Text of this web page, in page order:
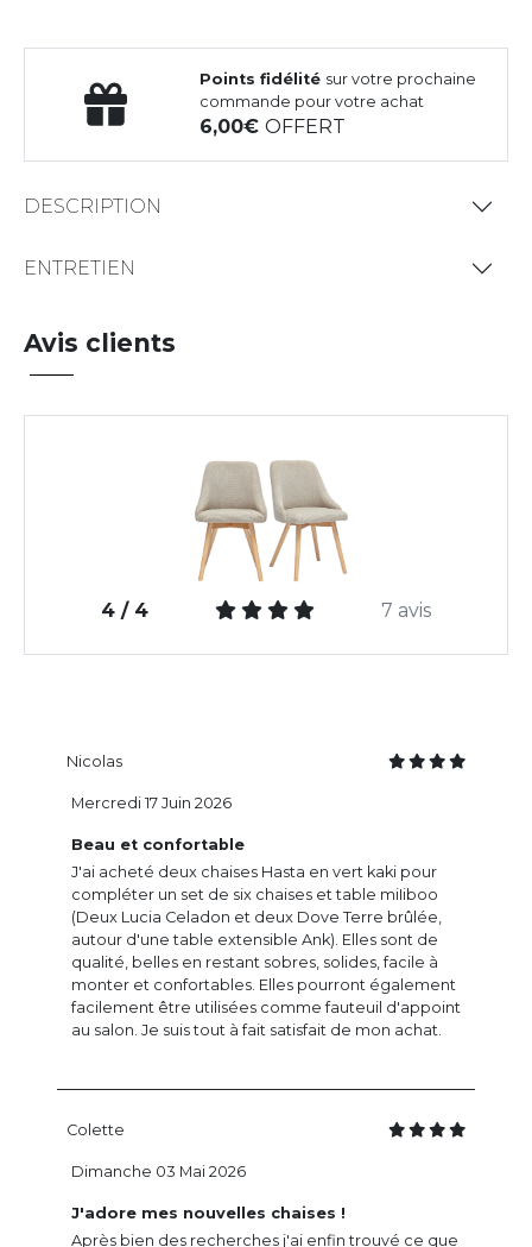
Points fidélité sur votre prochaine
commande pour votre achat
6,00OFFERT
DESCRIPTION
ENTRETIEN
Avis clients
4 / 4 7 avis
Nicolas
Beau et confortable
J'ai acheté deux chaises Hasta en vert kaki pour
compléter un set de six chaises et table miIiboo
(Deux Lucia Celadon et deux Dove Terre brûlée,
autour d'une table extensible Ank). Elles sont de
qualité, belles en restant sobres, solides, facile à
monter et confortables. Elles pourront également
facilement être utilisées comme fauteuil d'appoint
au salon. Je suis tout à fait satisfait de mon achat.
Mercredi 17 Juin 2026
Colette
J'adore mes nouvelles chaises !
Après bien des recherches j'ai enfin trouvé ce que
Dimanche 03 Mai 2026